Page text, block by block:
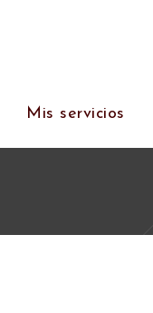
Mis servicios